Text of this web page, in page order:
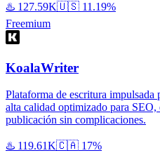
♨️ 127.59K🇺🇸 11.19%
Freemium
KoalaWriter
Plataforma de escritura
alta calidad optimizado para
publicación sin complicaciones.
♨️ 119.61K🇨🇦 17%